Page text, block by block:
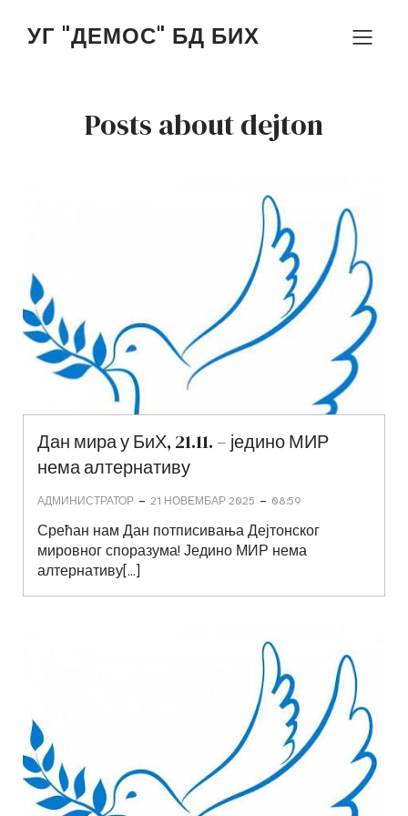
УГ "ДЕМОС" БД БИХ
Posts about dejton
Дан мира у БиХ, 21.11. – једино МИР
нема алтернативу
АДМИНИСТРАТОР - 21 НОВЕМБАР 2025 - 08:59
Срећан нам Дан потписивања Дејтонског
мировног споразума! Једино МИР нема
алтернативу[…]